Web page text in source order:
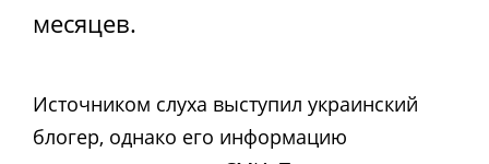
месяцев.
Источником слуха выступил украинский
блогер, однако его информацию